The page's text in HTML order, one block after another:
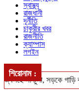
স্বাস্থ্য
রাজধানী
দূর্নীতি
চাকুরীর খবর
রাজনীতি
ক্যাম্পাস
লগইন
শিরোনাম :
জ্বলছে না চুলা, সড়কে গাড়ি